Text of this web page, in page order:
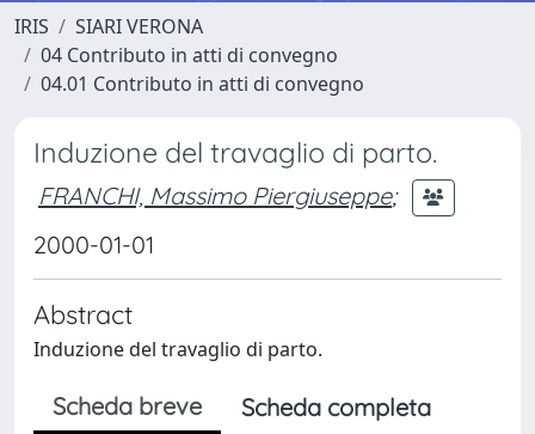
IRIS
SIARI VERONA
04 Contributo in atti di convegno
04.01 Contributo in atti di convegno
Induzione del travaglio di parto.
FRANCHI, Massimo Piergiuseppe;
2000-01-01
Abstract
Induzione del travaglio di parto.
Scheda breve
Scheda completa